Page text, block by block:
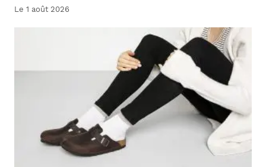
Le 1 août 2026